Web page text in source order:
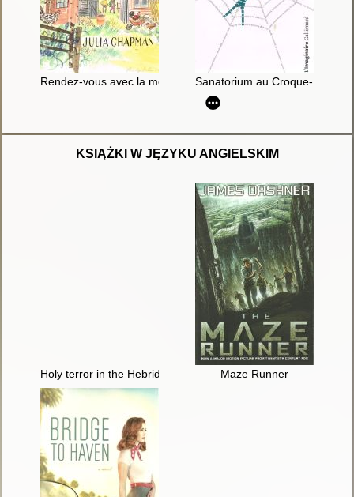
Rendez-vous avec la menace : une enquête de Samson et
Sanatorium au Croque-Mort
KSIĄŻKI W JĘZYKU ANGIELSKIM
Holy terror in the Hebrides : a Dorothy Martin mystery
Maze Runner